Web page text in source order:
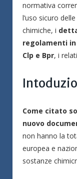
normativa
l’uso sicuro
chimiche, i
regolamenti in
Clp e Bpr, i
Come citato
nuovo
non hanno la
europea e
sostanze